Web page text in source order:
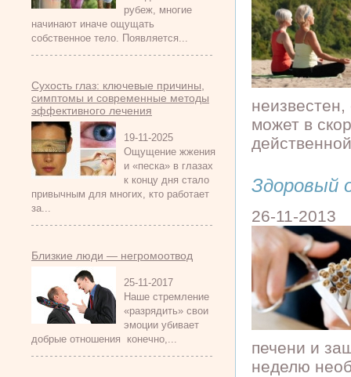
рубеж, многие
начинают иначе ощущать
собственное тело. Появляется...
Сухость глаз: ключевые причины,
симптомы и современные методы
эффективного лечения
19-11-2025
Ощущение жжения
и «песка» в глазах
к концу дня стало
привычным для многих, кто работает
за...
Близкие люди — негромоотвод
25-11-2017
Наше стремление
«разрядить» свои
эмоции убивает
добрые отношения конечно,...
может в
Здоровый
26-11-2013
печени и
неделю